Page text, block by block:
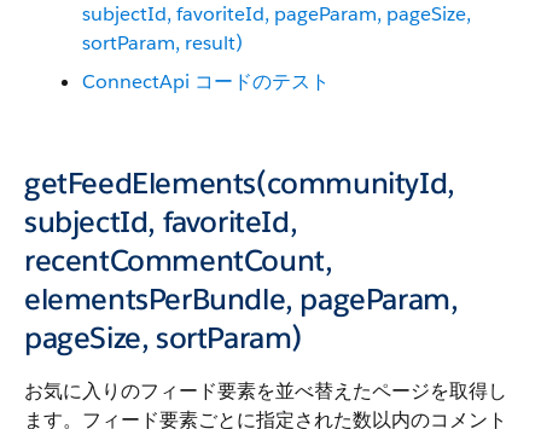
subjectId, favoriteId, pageParam, pageSize,
sortParam, result)
ConnectApi コードのテスト
getFeedElements(communityId,
subjectId, favoriteId,
recentCommentCount,
elementsPerBundle, pageParam,
pageSize, sortParam)
お気に入りのフィード要素を並べ替えたページを取得し
ます。フィード要素ごとに指定された数以内のコメント